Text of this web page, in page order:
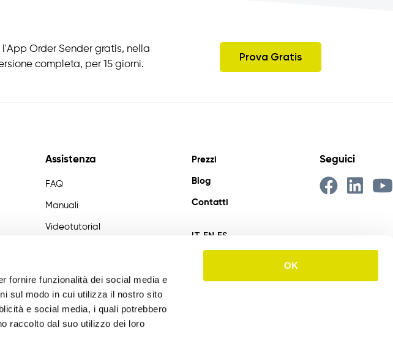
fornire funzionalità dei social media e
sul modo in cui utilizza il nostro sito
e social media, i quali potrebbero
raccolto dal suo utilizzo dei loro
OK
l'App Order Sender gratis, nella
completa, per 15 giorni.
Prova Gratis
Assistenza
FAQ
Manuali
Videotutorial
Prezzi
Blog
Contatti
IT EN ES
Seguici